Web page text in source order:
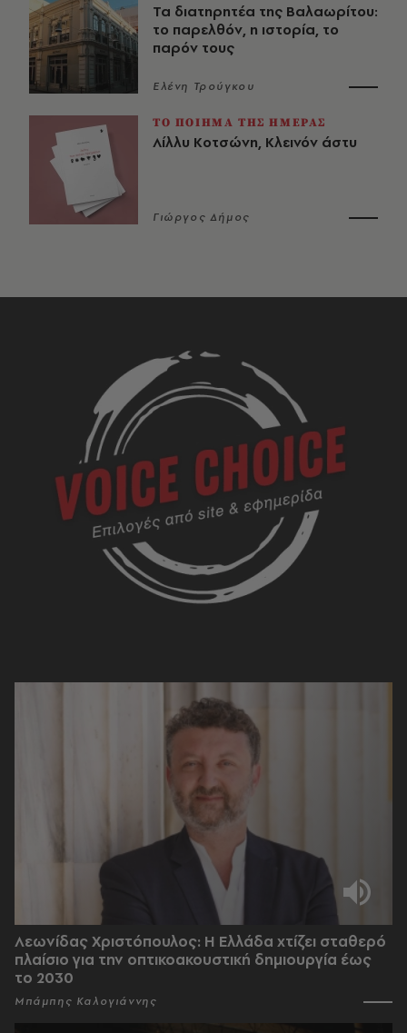
Τα διατηρητέα της Βαλαωρίτου:
το παρελθόν, η ιστορία, το
παρόν τους
Ελένη Τρούγκου
ΤΟ ΠΟΙΗΜΑ ΤΗΣ ΗΜΕΡΑΣ
Λίλλυ Κοτσώνη, Κλεινόν άστυ
Γιώργος Δήμος
Λεωνίδας Χριστόπουλος: Η Ελλάδα χτίζει σταθερό
πλαίσιο για την οπτικοακουστική δημιουργία έως
το 2030
Μπάμπης Καλογιάννης